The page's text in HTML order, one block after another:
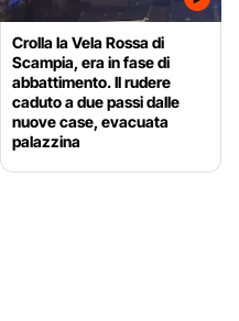
Crolla la Vela Rossa di
Scampia, era in fase di
abbattimento. Il rudere
caduto a due passi dalle
nuove case, evacuata
palazzina